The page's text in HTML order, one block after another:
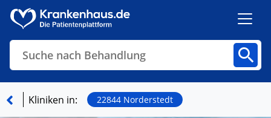
Suche nach Behandlung
Kliniken in: 22844 Norderstedt